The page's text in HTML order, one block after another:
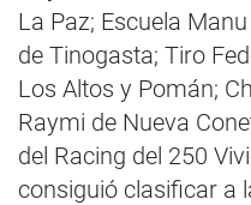
La Paz; Escuela
de Tinogasta; Tiro
Los Altos y Pomán;
Raymi de Nueva
del Racing del 250
consiguió clasificar a